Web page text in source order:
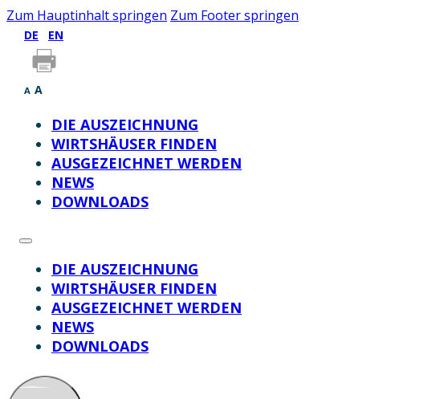
Zum Hauptinhalt springen Zum Footer springen
DE EN
A A
DIE AUSZEICHNUNG
WIRTSHÄUSER FINDEN
AUSGEZEICHNET WERDEN
NEWS
DOWNLOADS
DIE AUSZEICHNUNG
WIRTSHÄUSER FINDEN
AUSGEZEICHNET WERDEN
NEWS
DOWNLOADS